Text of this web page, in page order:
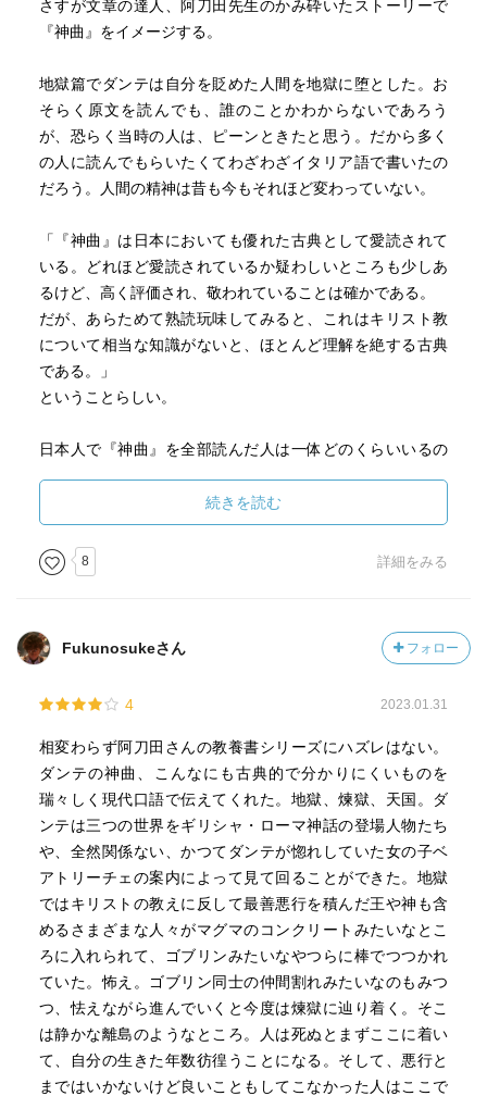
ホメロス『オデュッセイア』、ウェルギリウス『アエネー
イス』などで示されているものが元になっている。
いけない。欺瞞は人間特有の罪だから暴力よりも重く罰せ
られる。つまりうっかり我を失って犯した罪のほうが、意
図的に犯す罪より軽い。
まずは地獄の門がある。それから大河アケロン川を船頭カ
ロンの船に乗り地第一層に。
リスト以前の古代ギリシャ神話の登場人物や、歴史上の人
物の名前も出てきます。特にダンテが対立した皇帝派や、
ローマ教皇はの黒党の人たちはかなりの悪人扱いで地獄に
落とされ厳しい責めを受けている。若干ダンテの私怨が
(^_^;)
第一階層（辺獄／リンボ）は、キリスト教の洗礼を受けて
いない、キリストが生まれる前の人々。罪は犯していない
ンテを案内するために特別に出てきた。
第二階層から第五階層が地獄の上層で、怒りのあまりの暴
力とか身を焦がす恋だとか「まあ自制できないよね」とい
第六層以下が下層部で、人を騙したり陥れたり、作為によ
借りた。
第八層のなかで「不和や分裂をもたらせた者」がいる場所
描写が凄まじいんだけど、ダンテとしてはキリスト教とイ
スラム教の戦争の歴史はマホメットに責任を見ているのだ
ろう。しかし現代感覚からすると、キリスト教万歳の都合
が良すぎるんだよなあ。
そして最下層の第九階層（コキュトス）は凍りついた世界
で裏切り者の地獄。なぜ「裏切り」が一番罪が重いのかと
思ったら、イエスを裏切ったユダ、人類最初の人殺しのカ
イン、ローマ皇帝カエサルを暗殺したブルータスやカシウ
スが最大の罪人扱いだからのようです。
なおここには「巨人たちが穴の周りに並べられている」と
いうので思い浮かぶのは『進撃の巨人』で壁の中に巨人た
ちが固められている場面でした(^_^;)。でも合ってると思う
よこの連想。
まあこんな感じで、どうして地獄の階層がなぜこうなって
うだけでこの「リンボ」という場所にて未決囚扱いされて
さすがキリスト教的倫理観満載だ
日本人の多くは地獄のリンボ行きである（汗）
こんな感じで各層に進みながらさまざまな罪
（愛欲に耽る罪、暴食、吝嗇、浪費、憤り、異端邪教の信
仰、暴力、欺瞞、裏切り…中には「？」と思う罪もある）
出てくるのは、ギリシャ神話の神々から、イタリア史に名
前を残した人物たち（ダンテが中心の世界観なので）、キ
リスト教にまつわる神々たち…
そう、これがネックなのだ！
キリスト教が主軸のため、驚くことにマホメットやアリー
（第4代カリフ、シーア派の大元）が罪人として登場
イスラム社会で長らく禁断の書とされたのも大いに納得で
またダンテの個人的判断で罪人とされるのもポイントか
〜ダンテは混乱の時代に生き、愛憎の思いは深く、しかも
キリスト教的倫理観をはっきり持っていたから善悪のもの
さしは厳しく、測りやすかった…〜とのこと
責め苦を受ける罪人たちの苦しみ悶える惨状
凶暴な地獄の恐ろしい獣や怪物たち
が、もう凄い想像力である
脱帽ものです
こちらの想像力が追いつかない
例えば…
・体をねじ曲げられ、落ちる涙が尻の割れ目に溜まってし
たたり…
・蛇と亡者が体を寄り添わせ、あちこちを交換する…蛇な
のか人間なのかわからない
・…おとがいから尻の穴までまっ二つに裂けている 腸は
脚の間にぶらさがり、はらわたはまる見え、糞いっぱいの
袋も露出している…
・…人間の頭を食っている その髪の毛で自分の口を拭っ
ている…
さすが文章の達人、阿刀田先生のかみ砕いたストーリーで
『神曲』をイメージする。
地獄篇でダンテは自分を貶めた人間を地獄に堕とした。お
そらく原文を読んでも、誰のことかわからないであろう
が、恐らく当時の人は、ピーンときたと思う。だから多く
の人に読んでもらいたくてわざわざイタリア語で書いたの
だろう。人間の精神は昔も今もそれほど変わっていない。
「『神曲』は日本においても優れた古典として愛読されて
いる。どれほど愛読されているか疑わしいところも少しあ
るけど、高く評価され、敬われていることは確かである。
だが、あらためて熟読玩味してみると、これはキリスト教
について相当な知識がないと、ほとんど理解を絶する古典
である。」
ということらしい。
日本人で『神曲』を全部読んだ人は一体どのくらいいるの
上も前に書かれた本が、お手軽な値段で手に入れることが
できる幸せをかみしめたい。冒頭のダンテが暗く荒涼とし
た森の中に迷い込んだとこから始まる記述、ダンテがどん
な思いでこの本を書いたのかを感じてみたい。もしかした
しれない、そんな気持ちになりながら読み進めるのも良い
かもしれない。
いいので、『神曲』３巻を手元において時々眺めることに
しよう。これで『神曲』にお近づきになろう。
もしこれが、イタリア語の原文で読むことができたのな
ら、さぞ素晴らしいことだろう。
続きを読む
8 詳細をみる
Fukunosukeさん フォロー
4 2023.01.31
相変わらず阿刀田さんの教養書シリーズにハズレはない。
ダンテの神曲、こんなにも古典的で分かりにくいものを
瑞々しく現代口語で伝えてくれた。地獄、煉獄、天国。ダ
ンテは三つの世界をギリシャ・ローマ神話の登場人物たち
や、全然関係ない、かつてダンテが惚れしていた女の子ベ
アトリーチェの案内によって見て回ることができた。地獄
ではキリストの教えに反して最善悪行を積んだ王や神も含
めるさまざまな人々がマグマのコンクリートみたいなとこ
ろに入れられて、ゴブリンみたいなやつらに棒でつつかれ
ていた。怖え。ゴブリン同士の仲間割れみたいなのもみつ
つ、怯えながら進んでいくと今度は煉獄に辿り着く。そこ
は静かな離島のようなところ。人は死ぬとまずここに着い
て、自分の生きた年数彷徨うことになる。そして、悪行と
まではいかないけど良いこともしてこなかった人はここで